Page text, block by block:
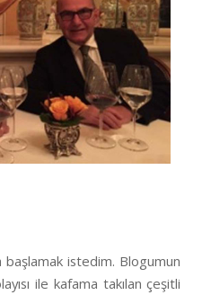
başlamak istedim. Blogumun
ile kafama takılan çeşitli